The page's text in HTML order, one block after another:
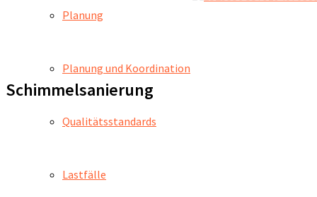
Planung
Planung und Koordination
Qualitätsstandards
Lastfälle
Schimmelsanierung